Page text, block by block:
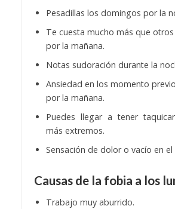
Pesadillas los domingos por la
Te cuesta mucho más que
por la mañana.
Notas sudoración durante la
Ansiedad en los momento
por la mañana.
Puedes llegar a tener
más extremos.
Sensación de dolor o vacío en
Causas de la fobia a los
Trabajo muy aburrido.